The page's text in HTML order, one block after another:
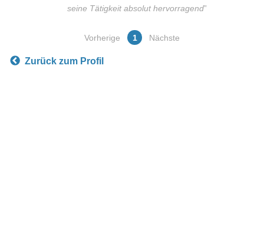
seine Tätigkeit absolut hervorragend”
Vorherige 1 Nächste
Zurück zum Profil